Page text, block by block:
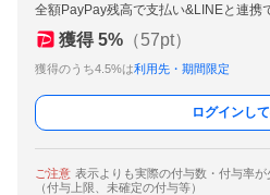
全額PayPay残高で支払い&LINEと連携
獲得 5% （57pt）
獲得のうち4.5%は利用先・期間限定
ログインし
ご注意 表示よりも実際の付与数・付与率
（付与上限、未確定の付与等）